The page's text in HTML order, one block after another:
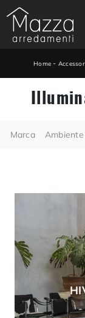
Home -
Marca Ambiente